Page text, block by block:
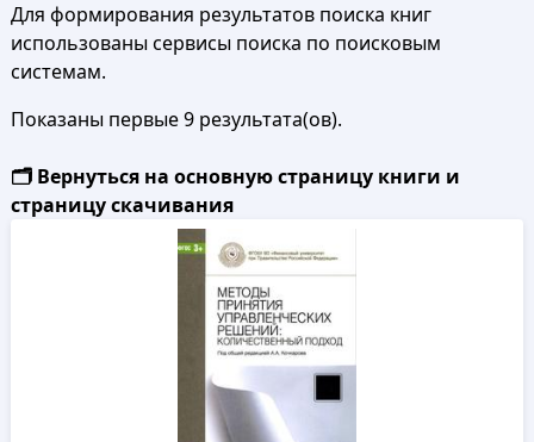
Для формирования результатов поиска книг
использованы сервисы поиска по поисковым
системам.
Показаны первые 9 результата(ов).
🗂️ Вернуться на основную страницу книги и
страницу скачивания